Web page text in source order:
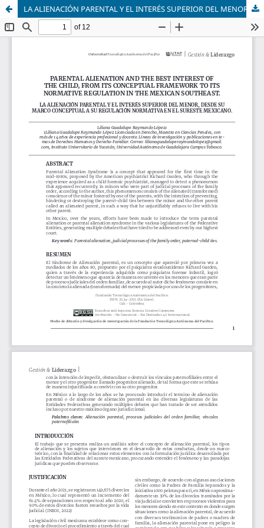
LA ALIENACIÓN PARENTAL Y EL INTERÉS SUPERIOR DEL MENOR, DESDE SU MARCO CONCEPTUAL A SU REGULACIÓN NORMATIVA EN EL SURESTE MEXICANO.